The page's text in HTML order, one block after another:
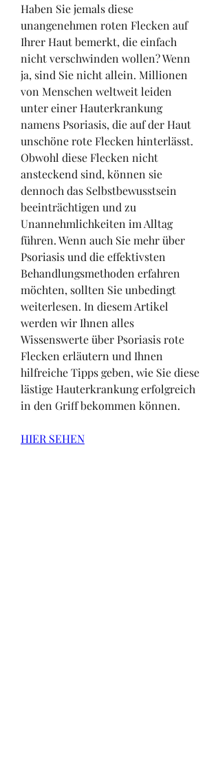
Haben Sie jemals diese
unangenehmen roten Flecken auf
Ihrer Haut bemerkt, die einfach
nicht verschwinden wollen? Wenn
ja, sind Sie nicht allein. Millionen
von Menschen weltweit leiden
unter einer Hauterkrankung
namens Psoriasis, die auf der Haut
unschöne rote Flecken hinterlässt.
Obwohl diese Flecken nicht
ansteckend sind, können sie
dennoch das Selbstbewusstsein
beeinträchtigen und zu
Unannehmlichkeiten im Alltag
führen. Wenn auch Sie mehr über
Psoriasis und die effektivsten
Behandlungsmethoden erfahren
möchten, sollten Sie unbedingt
weiterlesen. In diesem Artikel
werden wir Ihnen alles
Wissenswerte über Psoriasis rote
Flecken erläutern und Ihnen
hilfreiche Tipps geben, wie Sie diese
lästige Hauterkrankung erfolgreich
in den Griff bekommen können.
HIER SEHEN